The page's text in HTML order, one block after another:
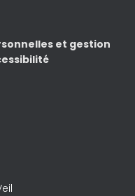
et gestion